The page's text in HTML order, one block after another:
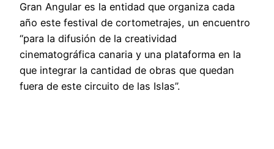
Gran Angular es la entidad que organiza cada
año este festival de cortometrajes, un encuentro
“para la difusión de la creatividad
cinematográfica canaria y una plataforma en la
que integrar la cantidad de obras que quedan
fuera de este circuito de las Islas”.